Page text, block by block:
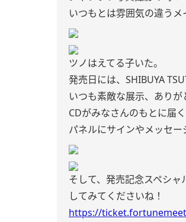
いつもとは雰囲気の違う
ツノはえてる子いた。
発売日には、SHIBUYA
いつも素敵な展示、ありが
CDがみなさんのもとに届
パネルにサインやメッセ
そして、発売記念スペシ
してみてくださいね！
https://